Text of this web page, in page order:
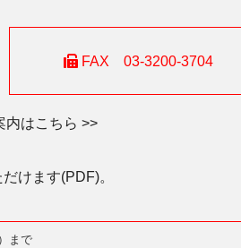
FAX 03-3200-3704
内はこちら >>
けます(PDF)。
まで